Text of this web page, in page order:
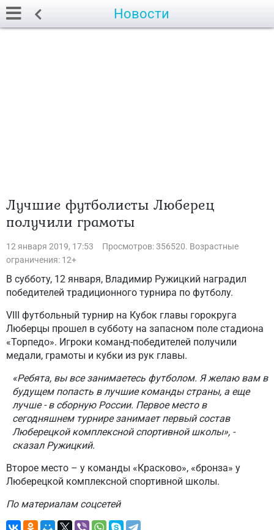
Новости
Лучшие футболисты Люберец
получили грамоты
12 января 2019, 17:53
Просмотров: 356520. Возрастные
ограничения: 12+
В субботу, 12 января, Владимир Ружицкий наградил
победителей традиционного турнира по футболу.
VIII футбольный турнир на Кубок главы горокруга
Люберцы прошел в субботу на запасном поле стадиона
«Торпедо». Игроки команд-победителей получили
медали, грамоты и кубки из рук главы.
«Ребята, вы все занимаетесь футболом. Я желаю вам в
будущем попасть в лучшие команды страны, а еще
лучше - в сборную России. Первое место в
сегодняшнем турнире занимает первый состав
Люберецкой комплексной спортивной школы», -
сказал Ружицкий.
Второе место – у команды «Красково», «бронза» у
Люберецкой комплексной спортивной школы.
По материалам соцсетей